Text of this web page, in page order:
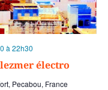
électro
à 22h30
Pecabou, France